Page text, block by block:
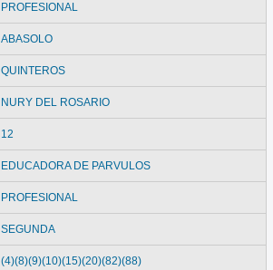
PROFESIONAL
ABASOLO
QUINTEROS
NURY DEL ROSARIO
12
EDUCADORA DE PARVULOS
PROFESIONAL
SEGUNDA
(4)(8)(9)(10)(15)(20)(82)(88)